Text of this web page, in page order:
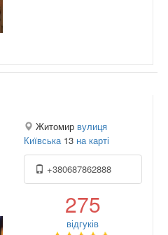
Житомир вулиця
Київська13 на карті
+380687862888
275
відгуків